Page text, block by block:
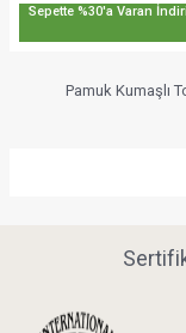
Sepette %30'a Varan
Pamuk Kumaşlı